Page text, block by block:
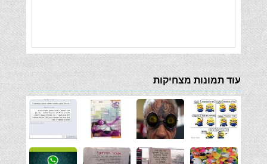
עוד תמונות מצחיקות